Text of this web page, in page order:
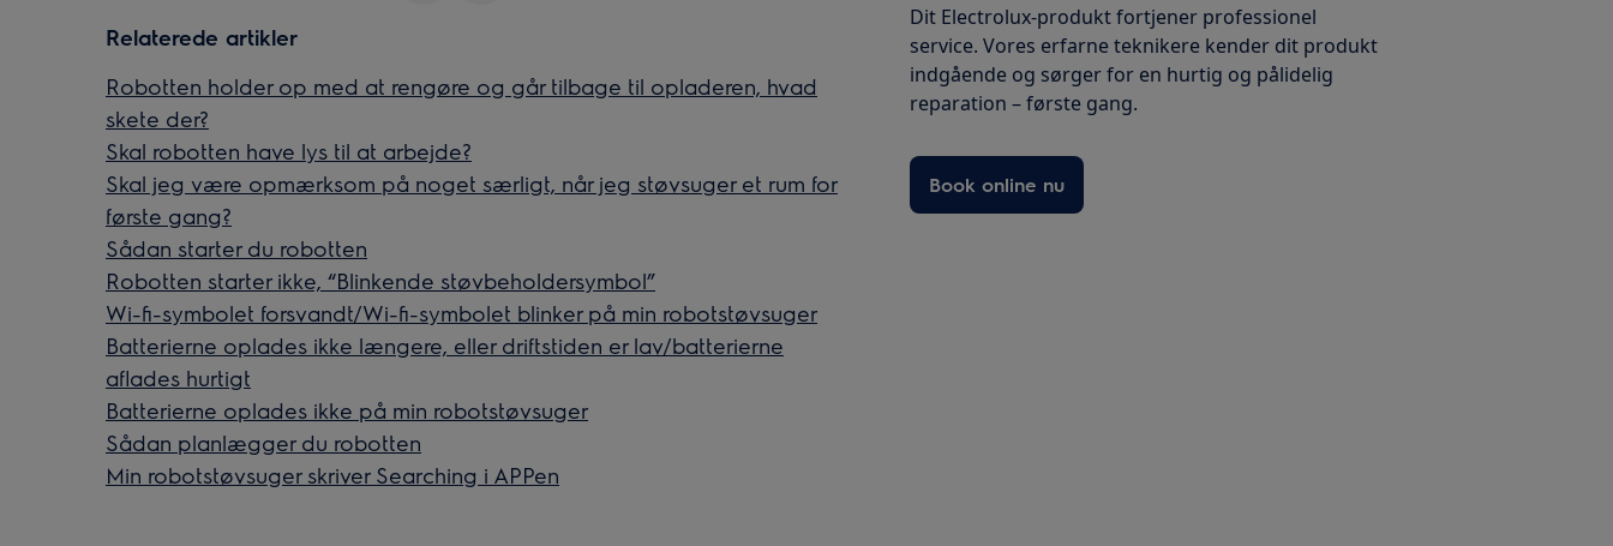
Relaterede artikler
Robotten holder op med at rengøre og går tilbage til opladeren, hvad
skete der?
Skal robotten have lys til at arbejde?
Skal jeg være opmærksom på noget særligt, når jeg støvsuger et rum for
første gang?
Sådan starter du robotten
Robotten starter ikke, “Blinkende støvbeholdersymbol”
Wi-fi-symbolet forsvandt/Wi-fi-symbolet blinker på min robotstøvsuger
Batterierne oplades ikke længere, eller driftstiden er lav/batterierne
aflades hurtigt
Batterierne oplades ikke på min robotstøvsuger
Sådan planlægger du robotten
Min robotstøvsuger skriver Searching i APPen
Dit Electrolux-produkt fortjener professionel
service. Vores erfarne teknikere kender dit produkt
indgående og sørger for en hurtig og pålidelig
reparation – første gang.
Book online nu